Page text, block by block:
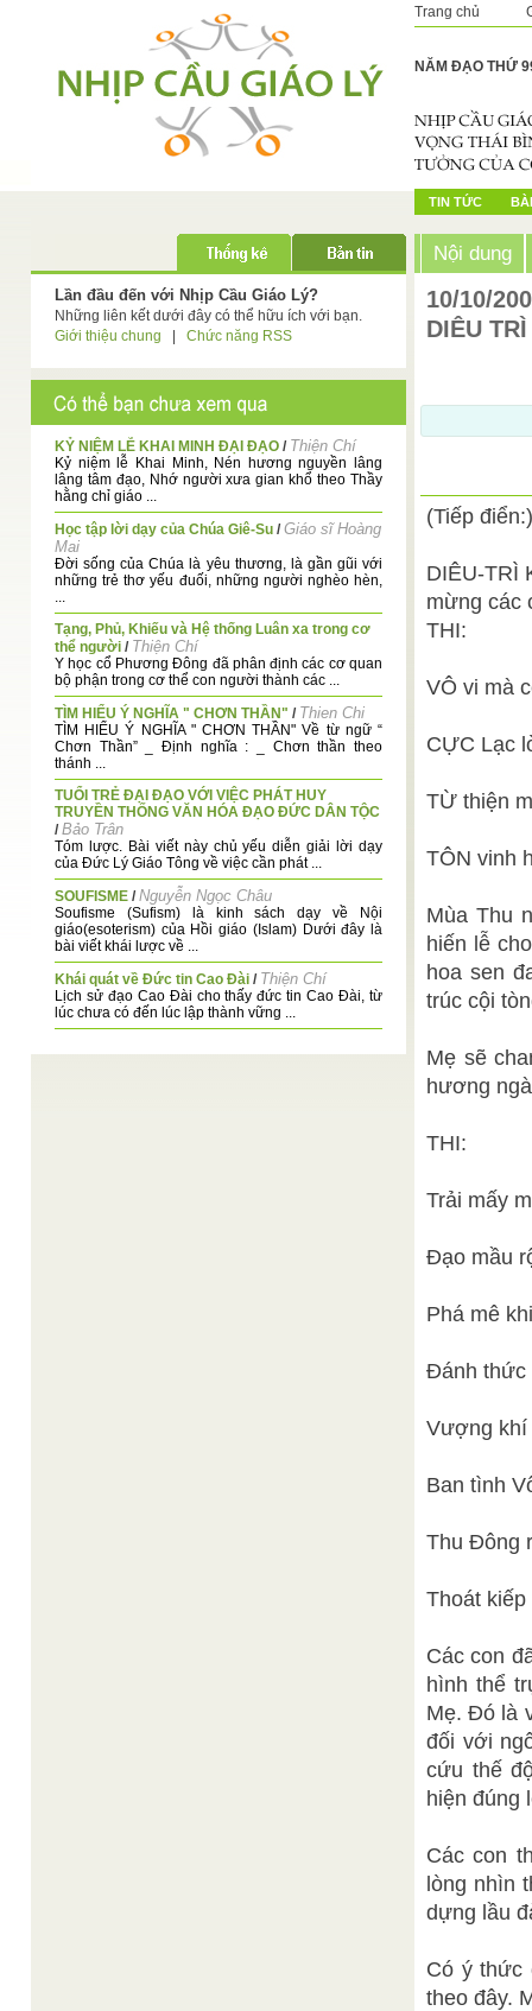
Trang chủ
NĂM ĐẠO THỨ
TIN TỨC
Lần đầu đến với Nhịp Cầu Giáo Lý?
Những liên kết dưới đây có thể hữu ích với bạn.
Giới thiệu chung
Chức năng RSS
KỶ NIỆM LỄ KHAI MINH ĐẠI ĐẠO / Thiện Chí
Kỷ niệm lễ Khai Minh, Nén hương nguyền lâng
lâng tâm đạo, Nhớ người xưa gian khổ theo Thầy
hằng chỉ giáo ...
Học tập lời dạy của Chúa Giê-Su /Giáo sĩ Hoàng
Mai
Đời sống của Chúa là yêu thương, là gần gũi với
những trẻ thơ yếu đuối, những người nghèo hèn,
...
Tạng, Phủ, Khiếu và Hệ thống Luân xa trong cơ
thể người / Thiện Chí
Y học cổ Phương Đông đã phân định các cơ quan
bộ phận trong cơ thể con người thành các ...
TÌM HIỂU Ý NGHĨA " CHƠN THẦN" / Thien Chi
TÌM HIỂU Ý NGHĨA " CHƠN THẦN" Về từ ngữ “
Chơn Thần” _ Định nghĩa : _ Chơn thần theo
thánh ...
TUỔI TRẺ ĐẠI ĐẠO VỚI VIỆC PHÁT HUY
TRUYỀN THỐNG VĂN HÓA ĐẠO ĐỨC DÂN TỘC
/Bảo Trân
Tóm lược. Bài viết này chủ yếu diễn giải lời dạy
của Đức Lý Giáo Tông về việc cần phát ...
SOUFISME /Nguyễn Ngọc Châu
Soufisme (Sufism) là kinh sách dạy về Nội
giáo(esoterism) của Hồi giáo (Islam) Dưới đây là
bài viết khái lược về ...
Khái quát về Đức tin Cao Đài / Thiện Chí
Lịch sử đạo Cao Đài cho thấy đức tin Cao Đài, từ
lúc chưa có đến lúc lập thành vững ...
Nội dung
10/10/
DIÊU
(Tiếp điển:)
DIÊU-TRÌ
mừng các
THI:
VÔ vi mà
CỰC Lạc
TỪ thiện
TÔN vinh
Mùa Thu
hiến lễ
hoa sen
trúc cội
Mẹ sẽ
hương
THI:
Trải mấy
Đạo mầu
Phá mê
Đánh thức
Vượng khí
Ban tình
Thu Đông
Thoát kiếp
Các con
hình thể
Mẹ. Đó là
đối với
cứu thế
hiện đúng
Các con
lòng nhìn
dựng lầu
Có ý thức
theo đây.